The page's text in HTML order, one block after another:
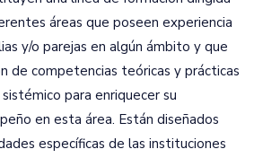
áreas que poseen experiencia
y/o parejas en algún ámbito y que
de competencias teóricas y prácticas
para enriquecer su
en esta área. Están diseñados
específicas de las instituciones